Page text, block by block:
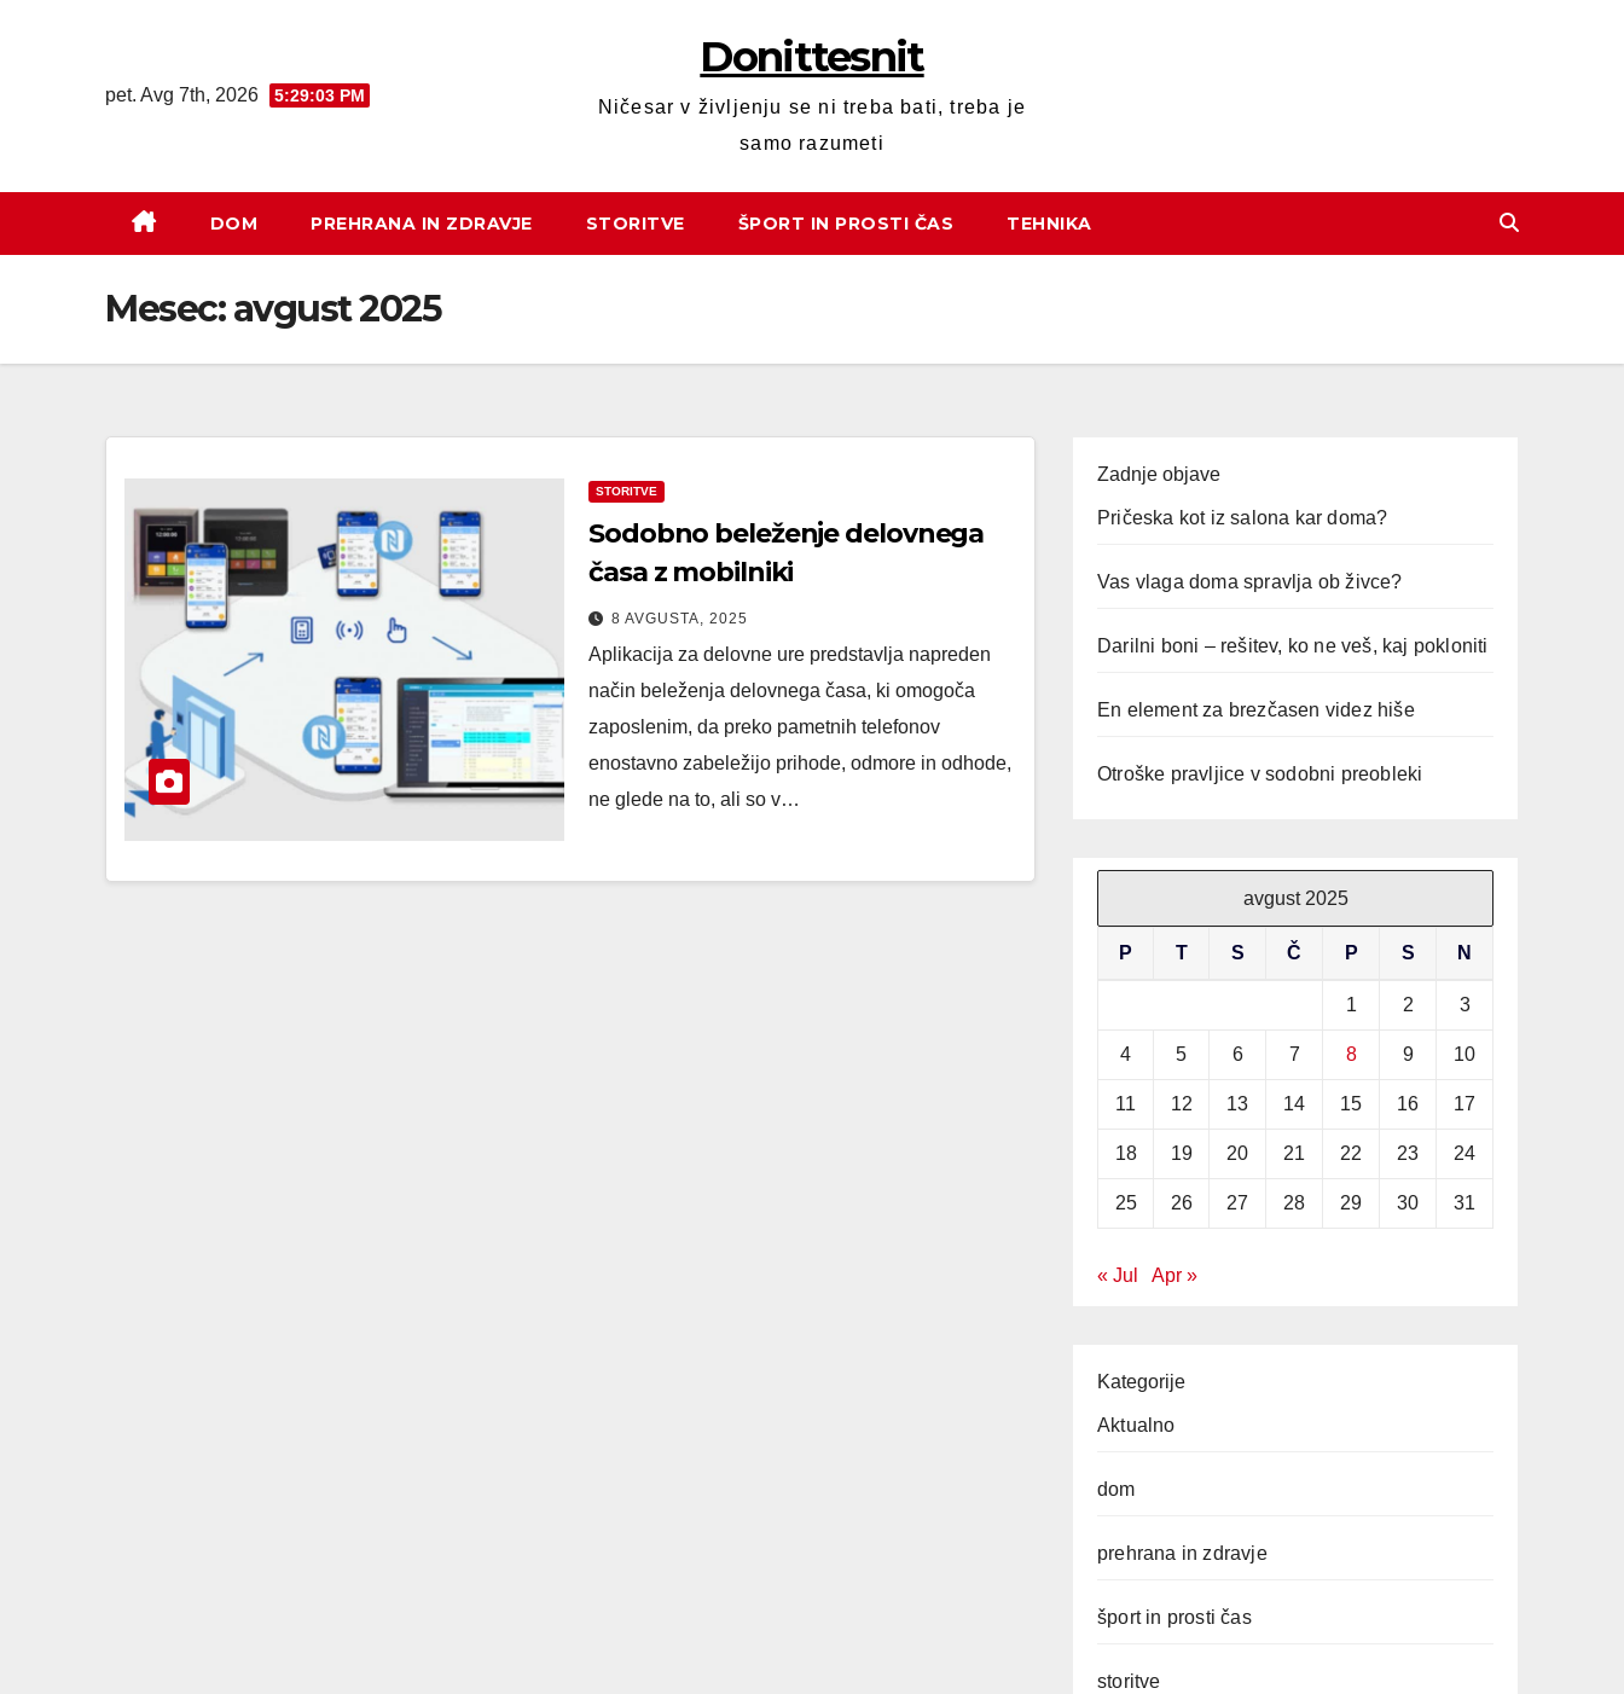
pet. Avg 7th, 2026 5:29:03 PM
Donittesnit
Ničesar v življenju se ni treba bati, treba je
samo razumeti
DOM PREHRANA IN ZDRAVJE STORITVE ŠPORT IN PROSTI ČAS TEHNIKA
Mesec:avgust 2025
STORITVE
Sodobno beleženje delovnega
časa z mobilniki
8 AVGUSTA, 2025
Aplikacija za delovne ure predstavlja napreden
način beleženja delovnega časa, ki omogoča
zaposlenim, da preko pametnih telefonov
enostavno zabeležijo prihode, odmore in odhode,
ne glede na to, ali so v…
Zadnje objave
Pričeska kot iz salona kar doma?
Vas vlaga doma spravlja ob živce?
Darilni boni – rešitev, ko ne veš, kaj pokloniti
En element za brezčasen videz hiše
Otroške pravljice v sodobni preobleki
avgust 2025
P T S Č P S N
1 2 3
4 5 6 7 8 9 10
11 12 13 14 15 16 17
18 19 20 21 22 23 24
25 26 27 28 29 30 31
« Jul Apr »
Kategorije
Aktualno
dom
prehrana in zdravje
šport in prosti čas
storitve